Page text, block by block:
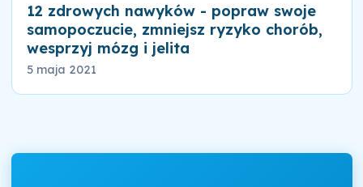
12 zdrowych nawyków - popraw swoje
samopoczucie, zmniejsz ryzyko chorób,
wesprzyj mózg i jelita
5 maja 2021